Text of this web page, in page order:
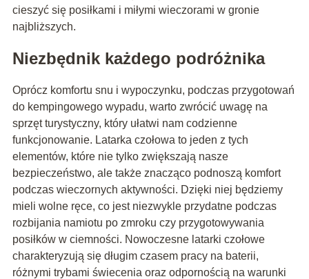
cieszyć się posiłkami i miłymi wieczorami w gronie
najbliższych.
Niezbędnik każdego podróżnika
Oprócz komfortu snu i wypoczynku, podczas przygotowań
do kempingowego wypadu, warto zwrócić uwagę na
sprzęt turystyczny, który ułatwi nam codzienne
funkcjonowanie. Latarka czołowa to jeden z tych
elementów, które nie tylko zwiększają nasze
bezpieczeństwo, ale także znacząco podnoszą komfort
podczas wieczornych aktywności. Dzięki niej będziemy
mieli wolne ręce, co jest niezwykle przydatne podczas
rozbijania namiotu po zmroku czy przygotowywania
posiłków w ciemności. Nowoczesne latarki czołowe
charakteryzują się długim czasem pracy na baterii,
różnymi trybami świecenia oraz odpornością na warunki